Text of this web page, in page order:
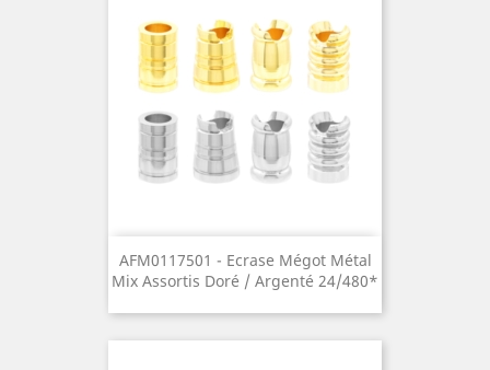
AFM0117501 - Ecrase Mégot Métal
Mix Assortis Doré / Argenté 24/480*